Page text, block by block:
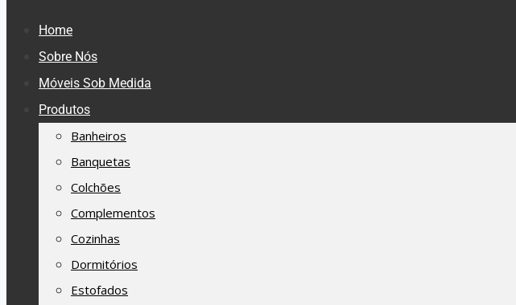
Home
Sobre Nós
Móveis Sob Medida
Produtos
Banheiros
Banquetas
Colchões
Complementos
Cozinhas
Dormitórios
Estofados